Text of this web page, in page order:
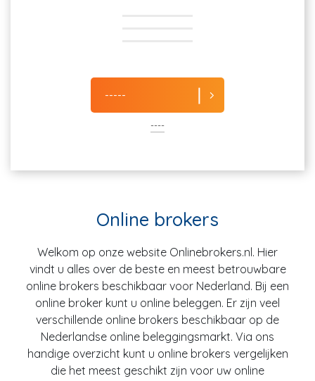
-----
----
Online brokers
Welkom op onze website Onlinebrokers.nl. Hier
vindt u alles over de beste en meest betrouwbare
online brokers beschikbaar voor Nederland. Bij een
online broker kunt u online beleggen. Er zijn veel
verschillende online brokers beschikbaar op de
Nederlandse online beleggingsmarkt. Via ons
handige overzicht kunt u online brokers vergelijken
die het meest geschikt zijn voor uw online